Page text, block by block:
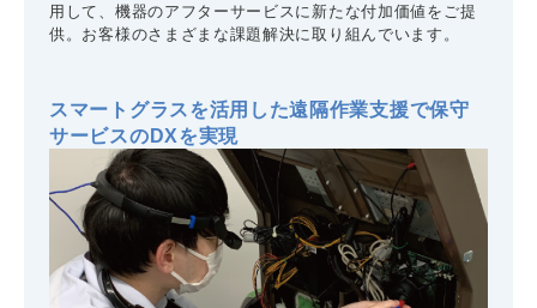
用して、機器のアフターサービスに新たな付加価値をご提
供。お客様のさまざまな課題解決に取り組んでいます。
スマートグラスを活用した遠隔作業支援で保守
サービスのDXを実現